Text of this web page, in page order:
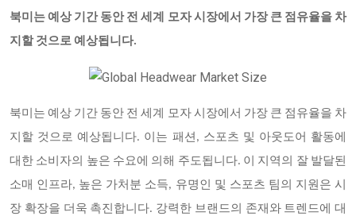
북미는 예상 기간 동안 전 세계 모자 시장에서 가장 큰 점유율을 차
지할 것으로 예상됩니다.
북미는 예상 기간 동안 전 세계 모자 시장에서 가장 큰 점유율을 차
지할 것으로 예상됩니다. 이는 패션, 스포츠 및 아웃도어 활동에
대한 소비자의 높은 수요에 의해 주도됩니다. 이 지역의 잘 발달된
소매 인프라, 높은 가처분 소득, 유명인 및 스포츠 팀의 지원은 시
장 확장을 더욱 촉진합니다. 강력한 브랜드의 존재와 트렌드에 대